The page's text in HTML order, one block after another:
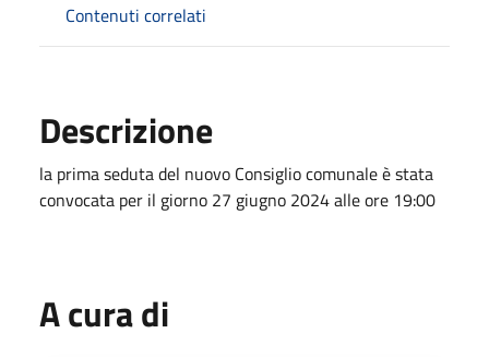
Contenuti correlati
Descrizione
la prima seduta del nuovo Consiglio comunale è stata
convocata per il giorno 27 giugno 2024 alle ore 19:00
A cura di